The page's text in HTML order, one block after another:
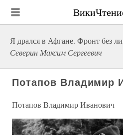
Я дрался в Афгане. Фронт без
Северин Максим Сергеевич
Потапов Владимир
Потапов Владимир Иванович